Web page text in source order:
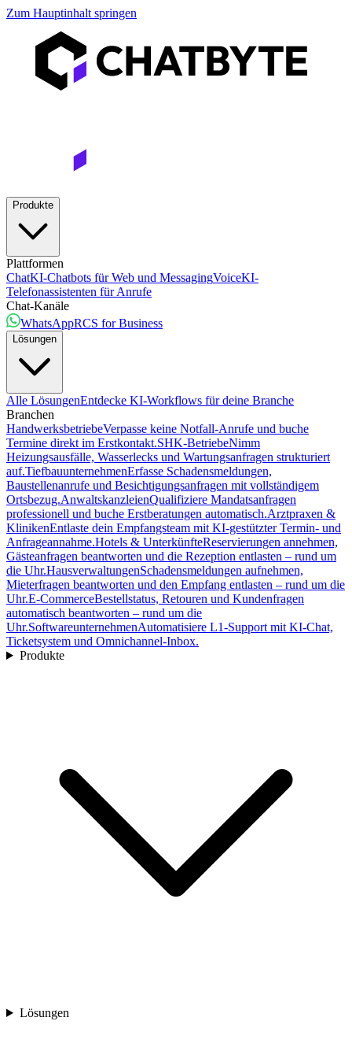
Zum Hauptinhalt springen
Produkte
Plattformen
ChatKI-Chatbots für Web und MessagingVoiceKI-
Telefonassistenten für Anrufe
Chat-Kanäle
WhatsAppRCS for Business
Lösungen
Alle LösungenEntdecke KI-Workflows für deine Branche
Branchen
HandwerksbetriebeVerpasse keine Notfall-Anrufe und buche
Termine direkt im Erstkontakt.SHK-BetriebeNimm
Heizungsausfälle, Wasserlecks und Wartungsanfragen strukturiert
auf.TiefbauunternehmenErfasse Schadensmeldungen,
Baustellenanrufe und Besichtigungsanfragen mit vollständigem
Ortsbezug.AnwaltskanzleienQualifiziere Mandatsanfragen
professionell und buche Erstberatungen automatisch.Arztpraxen &
KlinikenEntlaste dein Empfangsteam mit KI-gestützter Termin- und
Anfrageannahme.Hotels & UnterkünfteReservierungen annehmen,
Gästeanfragen beantworten und die Rezeption entlasten – rund um
die Uhr.HausverwaltungenSchadensmeldungen aufnehmen,
Mieterfragen beantworten und den Empfang entlasten – rund um die
Uhr.E-CommerceBestellstatus, Retouren und Kundenfragen
automatisch beantworten – rund um die
Uhr.SoftwareunternehmenAutomatisiere L1-Support mit KI-Chat,
Ticketsystem und Omnichannel-Inbox.
Produkte
Lösungen